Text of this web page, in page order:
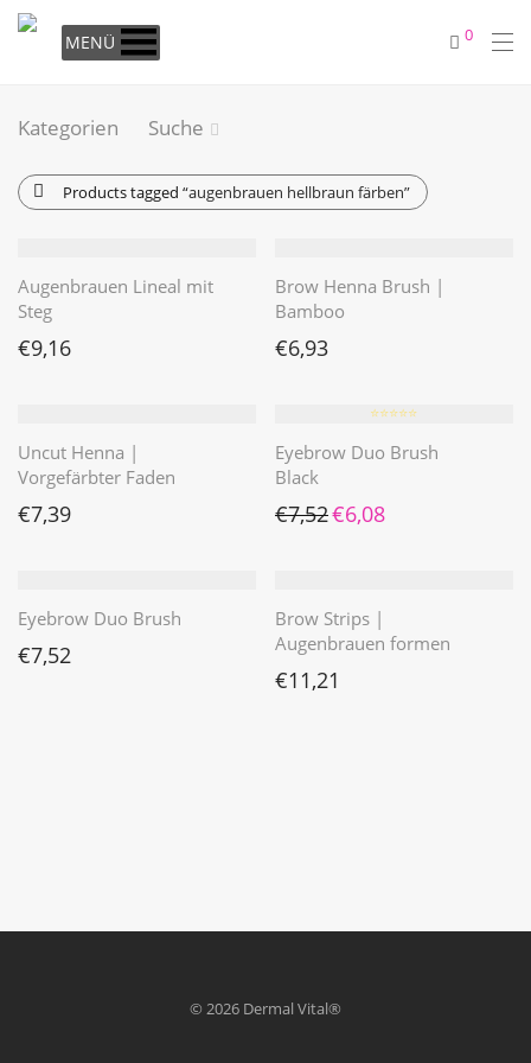
MENÜ 0
Kategorien Suche
Products tagged “augenbrauen hellbraun färben”
Augenbrauen Lineal mit
Steg
€9,16
Brow Henna Brush |
Bamboo
€6,93
Uncut Henna |
Vorgefärbter Faden
€7,39
⭐️⭐️⭐️⭐️⭐️
Eyebrow Duo Brush
Black
€7,52 Ursprünglicher Preis war:
€6,08
Eyebrow Duo Brush
€7,52
Brow Strips |
Augenbrauen formen
€11,21
© 2026 Dermal Vital®